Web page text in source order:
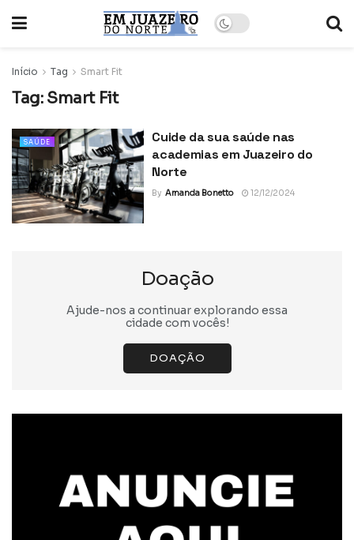
Início Tag Smart Fit
Tag: Smart Fit
SAÚDE
Cuide da sua saúde nas
academias em Juazeiro do
Norte
By Amanda Bonetto 12/12/2024
Doação
Ajude-nos a continuar explorando essa
cidade com vocês!
DOAÇÃO